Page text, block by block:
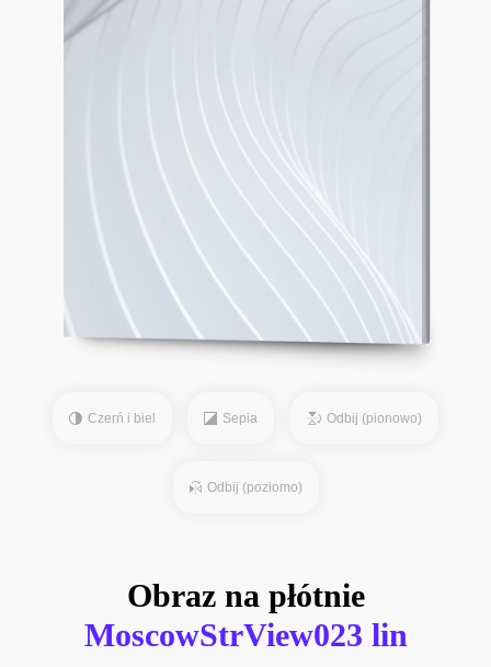
Czerń i biel Sepia Odbij (pionowo)
Odbij (poziomo)
Obraz na płótnie
MoscowStrView023 lin